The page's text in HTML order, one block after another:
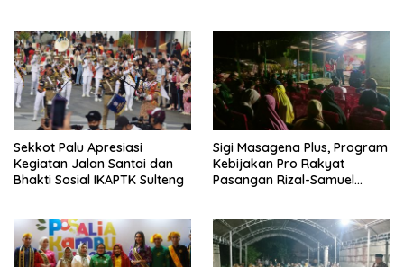
Sekkot Palu Apresiasi
Kegiatan Jalan Santai dan
Bhakti Sosial IKAPTK Sulteng
Sigi Masagena Plus, Program
Kebijakan Pro Rakyat
Pasangan Rizal-Samuel